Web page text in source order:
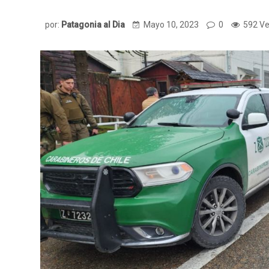
por: Patagonia al Dia Mayo 10, 2023 0 592